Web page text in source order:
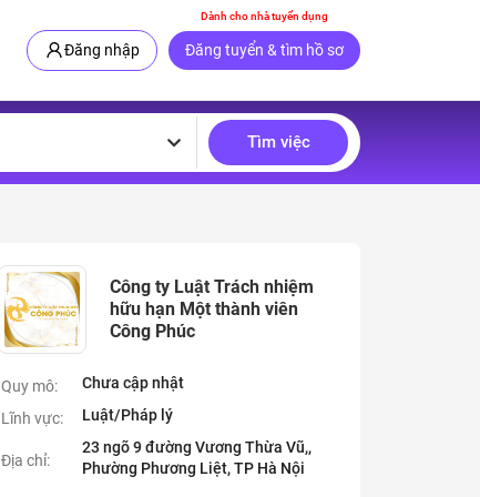
Dành cho nhà tuyển dụng
Đăng nhập Đăng tuyển & tìm hồ sơ
Tìm việc
Công ty Luật Trách nhiệm
hữu hạn Một thành viên
Công Phúc
Quy mô:
Chưa cập nhật
Lĩnh vực:
Luật/Pháp lý
Địa chỉ:
23 ngõ 9 đường Vương Thừa Vũ,,
Phường Phương Liệt, TP Hà Nội